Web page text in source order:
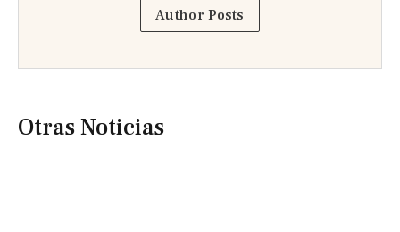
Author Posts
Otras Noticias